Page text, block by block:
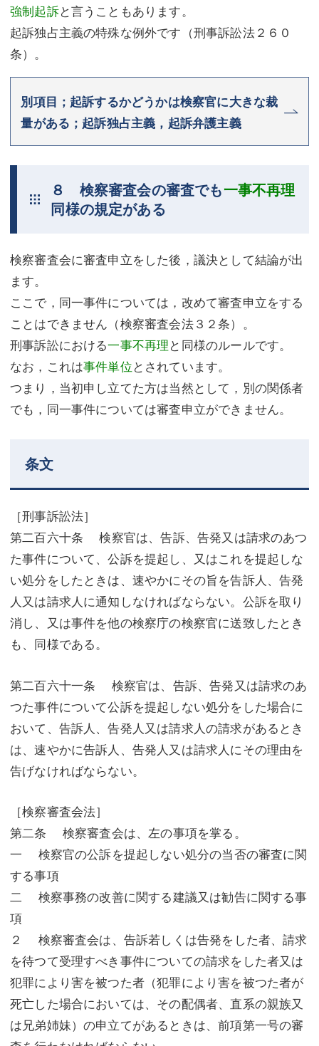
強制起訴と言うこともあります。
起訴独占主義の特殊な例外です（刑事訴訟法２６０
条）。
別項目；起訴するかどうかは検察官に大きな裁
量がある；起訴独占主義，起訴弁護主義
８ 検察審査会の審査でも一事不再理
同様の規定がある
検察審査会に審査申立をした後，議決として結論が出
ます。
ここで，同一事件については，改めて審査申立をする
ことはできません（検察審査会法３２条）。
刑事訴訟における一事不再理と同様のルールです。
なお，これは事件単位とされています。
つまり，当初申し立てた方は当然として，別の関係者
でも，同一事件については審査申立ができません。
条文
［刑事訴訟法］
第二百六十条 検察官は、告訴、告発又は請求のあつ
た事件について、公訴を提起し、又はこれを提起しな
い処分をしたときは、速やかにその旨を告訴人、告発
人又は請求人に通知しなければならない。公訴を取り
消し、又は事件を他の検察庁の検察官に送致したとき
も、同様である。
第二百六十一条 検察官は、告訴、告発又は請求のあ
つた事件について公訴を提起しない処分をした場合に
おいて、告訴人、告発人又は請求人の請求があるとき
は、速やかに告訴人、告発人又は請求人にその理由を
告げなければならない。
［検察審査会法］
第二条 検察審査会は、左の事項を掌る。
一 検察官の公訴を提起しない処分の当否の審査に関
する事項
二 検察事務の改善に関する建議又は勧告に関する事
項
２ 検察審査会は、告訴若しくは告発をした者、請求
を待つて受理すべき事件についての請求をした者又は
犯罪により害を被つた者（犯罪により害を被つた者が
死亡した場合においては、その配偶者、直系の親族又
は兄弟姉妹）の申立てがあるときは、前項第一号の審